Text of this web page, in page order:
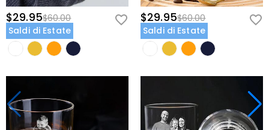
$29.95$60.00
Saldi di Estate
$29.95$60.00
Saldi di Estate